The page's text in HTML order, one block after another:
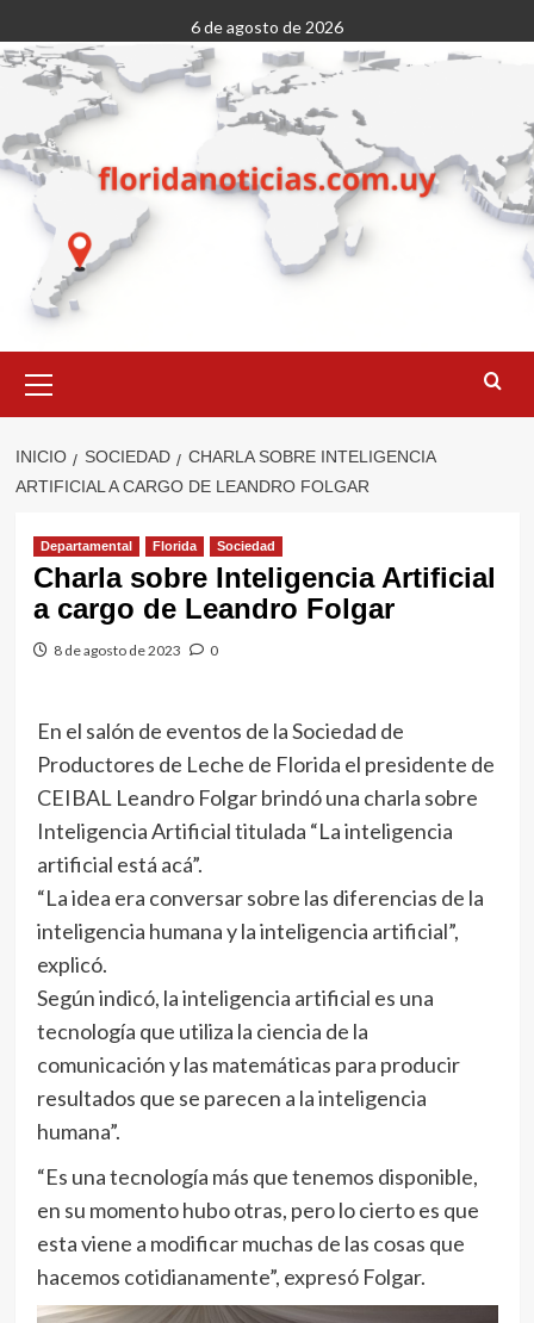
al
contenido
6 de agosto de 2026
primario
INICIO SOCIEDAD
CHARLA SOBRE INTELIGENCIA
ARTIFICIAL A CARGO DE LEANDRO FOLGAR
Departamental Florida Sociedad
Charla sobre Inteligencia Artificial
a cargo de Leandro Folgar
8 de agosto de 2023 0
En el salón de eventos de la Sociedad de
Productores de Leche de Florida el presidente de
CEIBAL Leandro Folgar brindó una charla sobre
Inteligencia Artificial titulada “La inteligencia
artificial está acá”.
“La idea era conversar sobre las diferencias de la
inteligencia humana y la inteligencia artificial”,
explicó.
Según indicó, la inteligencia artificial es una
tecnología que utiliza la ciencia de la
comunicación y las matemáticas para producir
resultados que se parecen a la inteligencia
humana”.
“Es una tecnología más que tenemos disponible,
en su momento hubo otras, pero lo cierto es que
esta viene a modificar muchas de las cosas que
hacemos cotidianamente”, expresó Folgar.